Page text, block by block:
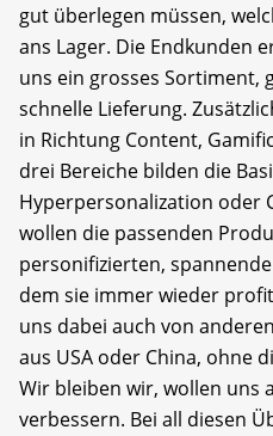
gut überlegen müssen,
ans Lager. Die Endkunden
uns ein grosses Sortiment,
schnelle Lieferung.
in Richtung Content,
drei Bereiche bilden die
Hyperpersonalization oder
wollen die passenden
personifizierten,
dem sie immer wieder
uns dabei auch von
aus USA oder China, ohne
Wir bleiben wir, wollen uns
verbessern. Bei all diesen